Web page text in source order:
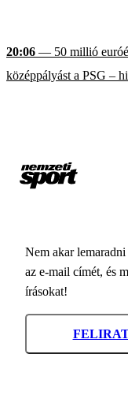
20:06 — 50 millió
középpályást a PSG –
Nem akar
az e-mail címét, és
írásokat!